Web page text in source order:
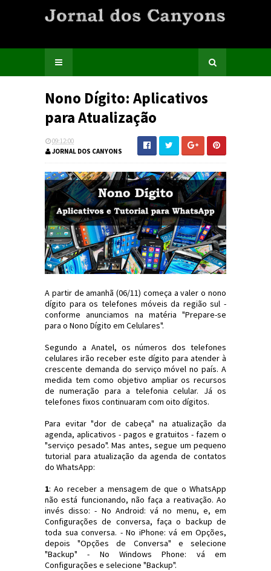
Nono Dígito: Aplicativos
para Atualização
09:12:00
JORNAL DOS CANYONS
A partir de amanhã (06/11) começa a valer o nono
dígito para os telefones móveis da região sul -
conforme anunciamos na matéria "Prepare-se
para o Nono Dígito em Celulares".
Segundo a Anatel, os números dos telefones
celulares irão receber este dígito para atender à
crescente demanda do serviço móvel no país. A
medida tem como objetivo ampliar os recursos
de numeração para a telefonia celular. Já os
telefones fixos continuaram com oito dígitos.
Para evitar "dor de cabeça" na atualização da
agenda, aplicativos - pagos e gratuitos - fazem o
"serviço pesado". Mas antes, segue um pequeno
tutorial para atualização da agenda de contatos
do WhatsApp:
1: Ao receber a mensagem de que o WhatsApp
não está funcionando, não faça a reativação. Ao
invés disso: - No Android: vá no menu, e, em
Configurações de conversa, faça o backup de
toda sua conversa. - No iPhone: vá em Opções,
depois "Opções de Conversa" e selecione
"Backup" - No Windows Phone: vá em
Configurações e selecione "Backup".